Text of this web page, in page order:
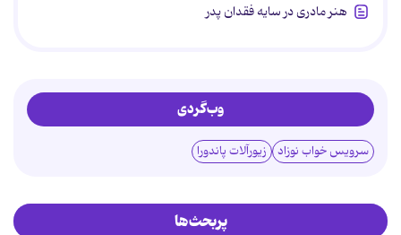
هنر مادری در سایه‌ فقدان پدر
وب‌گردی
سرویس خواب نوزاد زیورآلات پاندورا
پربحث‌ها